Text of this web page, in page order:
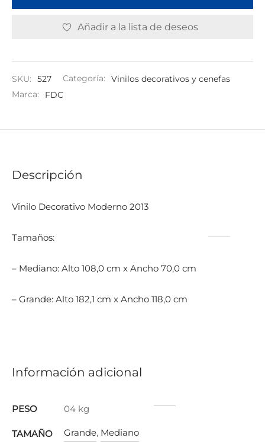
Añadir a la lista de deseos
SKU: 527 Categoría:
Vinilos decorativos y cenefas
Marca:
FDC
Descripción
Vinilo Decorativo Moderno 2013
Tamaños:
– Mediano: Alto 108,0 cm x Ancho 70,0 cm
– Grande: Alto 182,1 cm x Ancho 118,0 cm
Información adicional
PESO 04 kg
TAMAÑO Grande, Mediano